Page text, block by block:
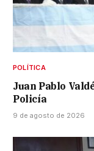
POLÍTICA
Juan Pablo
Policía
9 de agosto de 2026